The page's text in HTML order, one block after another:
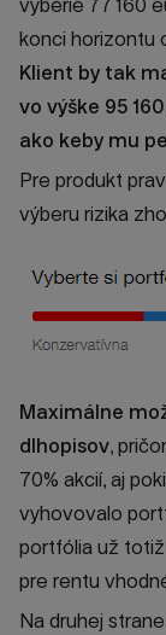
vyberie 77 160
konci horizontu
Klient by tak
vo výške 95
ako keby mu
Pre produkt
výberu rizika
Maximálne
dlhopisov,
70% akcií, aj
vyhovovalo
portfólia už
pre rentu
Na druhej